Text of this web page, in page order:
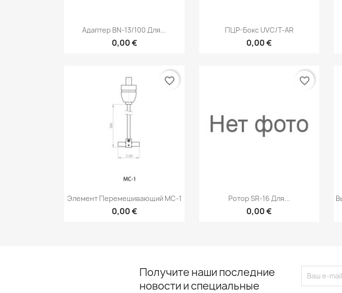
Быстрый просмотр
Адаптер BN-13/100 Для...
0,00 €
Быстрый просмотр
ПЦР-Бокс UVC/Т-AR
0,00 €
Быстрый просмотр
Элемент Перемешивающий МС-1
0,00 €
favorite_border
Быстрый просмотр
Ротор SR-16 Для...
0,00 €
favorite_border
Получите наши последние
новости и специальные